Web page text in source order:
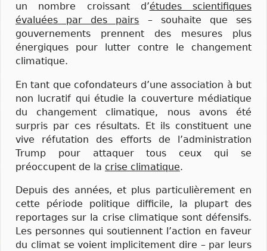
un nombre croissant d’études scientifiques
évaluées par des pairs – souhaite que ses
gouvernements prennent des mesures plus
énergiques pour lutter contre le changement
climatique.
En tant que cofondateurs d’une association à but
non lucratif qui étudie la couverture médiatique
du changement climatique, nous avons été
surpris par ces résultats. Et ils constituent une
vive réfutation des efforts de l’administration
Trump pour attaquer tous ceux qui se
préoccupent de la crise climatique.
Depuis des années, et plus particulièrement en
cette période politique difficile, la plupart des
reportages sur la crise climatique sont défensifs.
Les personnes qui soutiennent l’action en faveur
du climat se voient implicitement dire – par leurs